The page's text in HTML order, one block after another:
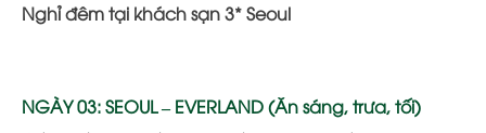
Nghỉ đêm tại khách sạn 3* Seoul
NGÀY 03: SEOUL – EVERLAND(Ăn sáng, trưa, tối)